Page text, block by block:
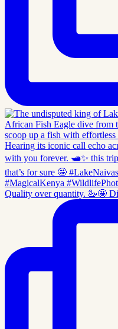
Quality over quantity. 🦢🤩